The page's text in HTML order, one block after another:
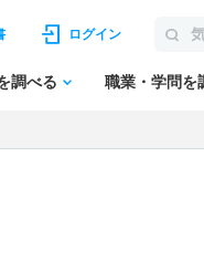
ログイン
調べる 職業・学問を